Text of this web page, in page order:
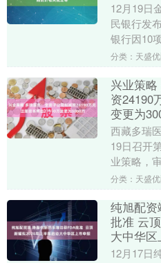
12月19日
民银行发
银行因10
告，没收
分类：天盛
兴业策
资24190
变更为
西藏多瑞
19日召开
业策略，
本的议案
分类：天盛
纯旭配
批准 云
大中华
12月17日